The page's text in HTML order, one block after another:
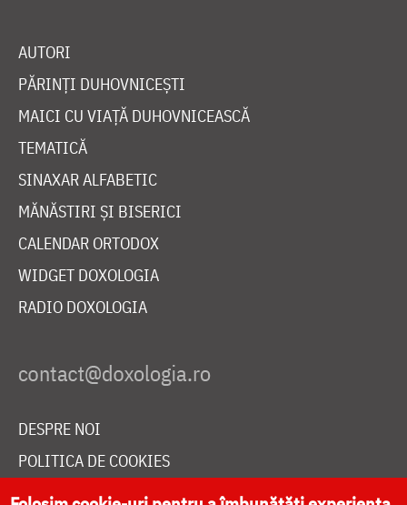
AUTORI
PĂRINȚI DUHOVNICEȘTI
MAICI CU VIAȚĂ DUHOVNICEASCĂ
TEMATICĂ
SINAXAR ALFABETIC
MĂNĂSTIRI ȘI BISERICI
CALENDAR ORTODOX
WIDGET DOXOLOGIA
RADIO DOXOLOGIA
DESPRE NOI
POLITICA DE COOKIES
DONEAZĂ ONLINE PENTRU CATEDRALA NAȚIONALĂ